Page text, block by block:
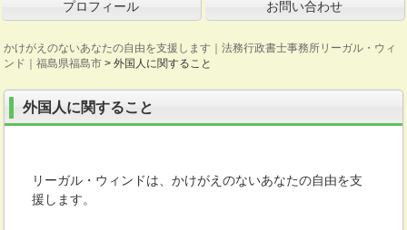
プロフィール お問い合わせ
かけがえのないあなたの自由を支援します｜法務行政書士事務所リーガル・ウィ
ンド｜福島県福島市 >外国人に関すること
外国人に関すること
リーガル・ウィンドは、かけがえのないあなたの自由を支
援します。